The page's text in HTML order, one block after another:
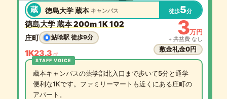
蔵 徳島大学 蔵本 キャンパス 徒歩5分
徳島大学 蔵本 200m 1K 102
庄町 鮎喰駅 徒歩9分
1K23.3 ㎡
3万円
+ 共益費 なし
敷金礼金0円
蔵本キャンパスの薬学部北入口まで歩いて5分と通学
便利な1Kです。ファミリーマートも近くにある庄町の
アパート。